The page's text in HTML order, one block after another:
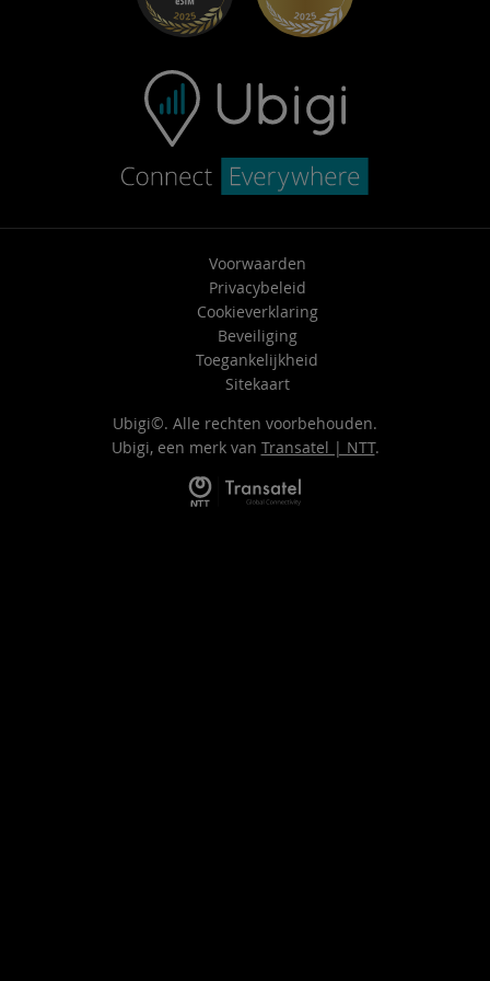
Neem contact op met ondersteuning
Voorwaarden
Privacybeleid
Cookieverklaring
Beveiliging
Toegankelijkheid
Sitekaart
Ubigi©. Alle rechten voorbehouden.
Ubigi, een merk van Transatel | NTT.